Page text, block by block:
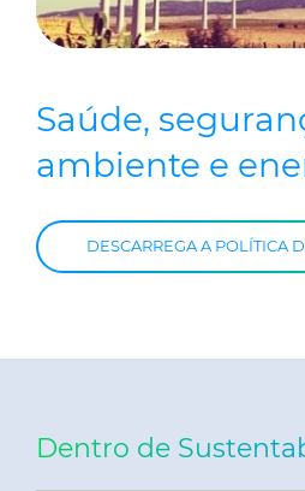
Saúde,
ambiente e
DESCARREGA A POLÍTICA
Dentro de